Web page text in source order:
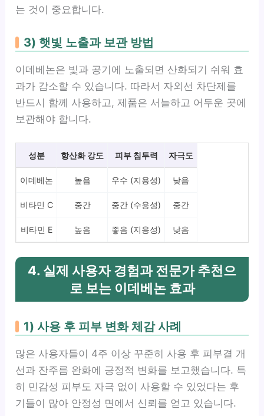
는 것이 중요합니다.
3) 햇빛 노출과 보관 방법
이데베논은 빛과 공기에 노출되면 산화되기 쉬워 효
과가 감소할 수 있습니다. 따라서 자외선 차단제를
반드시 함께 사용하고, 제품은 서늘하고 어두운 곳에
보관해야 합니다.
성분 항산화 강도 피부 침투력 자극도
이데베논 높음 우수 (지용성) 낮음
비타민 C 중간 중간 (수용성) 중간
비타민 E 높음 좋음 (지용성) 낮음
4. 실제 사용자 경험과 전문가 추천으
로 보는 이데베논 효과
1) 사용 후 피부 변화 체감 사례
많은 사용자들이 4주 이상 꾸준히 사용 후 피부결 개
선과 잔주름 완화에 긍정적 변화를 보고했습니다. 특
히 민감성 피부도 자극 없이 사용할 수 있었다는 후
기들이 많아 안정성 면에서 신뢰를 얻고 있습니다.